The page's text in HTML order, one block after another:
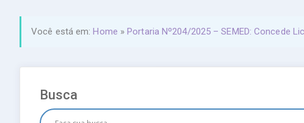
Você está em:Home »Portaria Nº204/2025 – SEMED: Concede
Busca